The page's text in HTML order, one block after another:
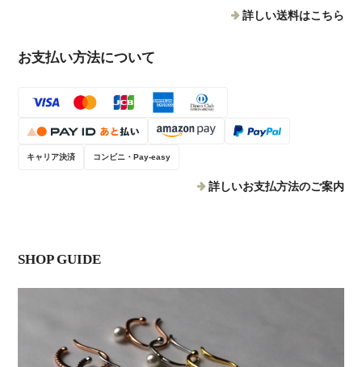
詳しい送料はこちら
お支払い方法について
キャリア決済 コンビニ・Pay-easy
詳しいお支払方法のご案内
SHOP GUIDE